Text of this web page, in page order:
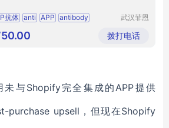
抗体 anti APP antibody
体
抗APP
武汉菲恩
有限公司
拨打电话
未与Shopify完全集成的APP提供
purchase upsell，但现在Shopify